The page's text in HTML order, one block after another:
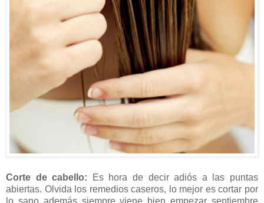
Corte de cabello: Es hora de decir adiós a las puntas
abiertas. Olvida los remedios caseros, lo mejor es cortar por
lo sano además siempre viene bien empezar septiembre